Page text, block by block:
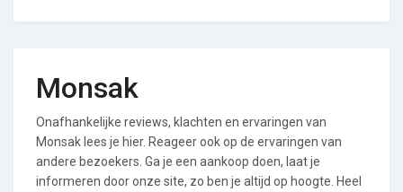
Monsak
Onafhankelijke reviews, klachten en ervaringen van
Monsak lees je hier. Reageer ook op de ervaringen van
andere bezoekers. Ga je een aankoop doen, laat je
informeren door onze site, zo ben je altijd op hoogte. Heel